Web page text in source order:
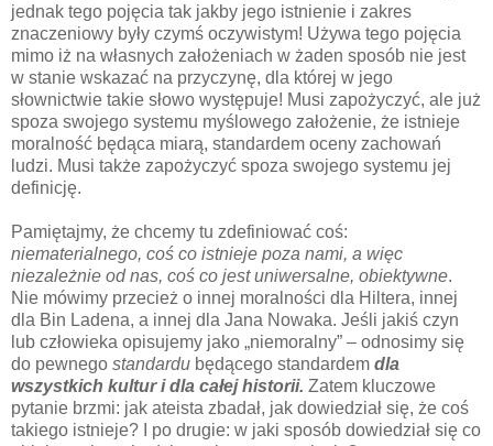
jednak tego pojęcia tak jakby jego istnienie i zakres
znaczeniowy były czymś oczywistym! Używa tego pojęcia
mimo iż na własnych założeniach w żaden sposób nie jest
w stanie wskazać na przyczynę, dla której w jego
słownictwie takie słowo występuje! Musi zapożyczyć, ale już
spoza swojego systemu myślowego założenie, że istnieje
moralność będąca miarą, standardem oceny zachowań
ludzi. Musi także zapożyczyć spoza swojego systemu jej
definicję.
Pamiętajmy, że chcemy tu zdefiniować coś:
niematerialnego, coś co istnieje poza nami, a więc
niezależnie od nas, coś co jest uniwersalne, obiektywne.
Nie mówimy przecież o innej moralności dla Hiltera, innej
dla Bin Ladena, a innej dla Jana Nowaka. Jeśli jakiś czyn
lub człowieka opisujemy jako „niemoralny” – odnosimy się
do pewnego standardu będącego standardem dla
wszystkich kultur i dla całej historii. Zatem kluczowe
pytanie brzmi: jak ateista zbadał, jak dowiedział się, że coś
takiego istnieje? I po drugie: w jaki sposób dowiedział się co